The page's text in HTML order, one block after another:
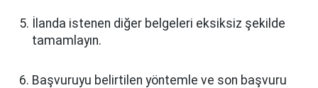
İlanda istenen diğer belgeleri eksiksiz şekilde
tamamlayın.
Başvuruyu belirtilen yöntemle ve son başvuru